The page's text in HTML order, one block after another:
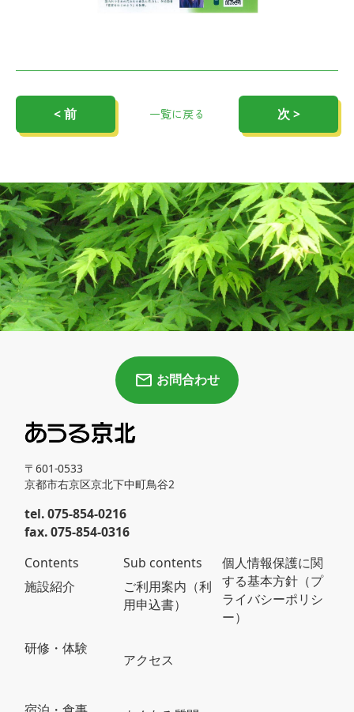
< 前 一覧に戻る 次 >
〒601-0533
京都市右京区京北下中町鳥谷2
tel. 075-854-0216
fax. 075-854-0316
Contents
施設紹介
研修・体験
Sub contents
ご利用案内（利
用申込書）
アクセス
個人情報保護に関
する基本方針（プ
ライバシーポリシ
ー）
お問合わせ